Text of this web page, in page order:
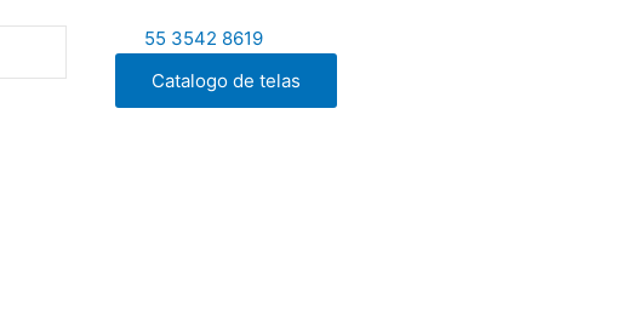
55 3542 8619
Catalogo de telas